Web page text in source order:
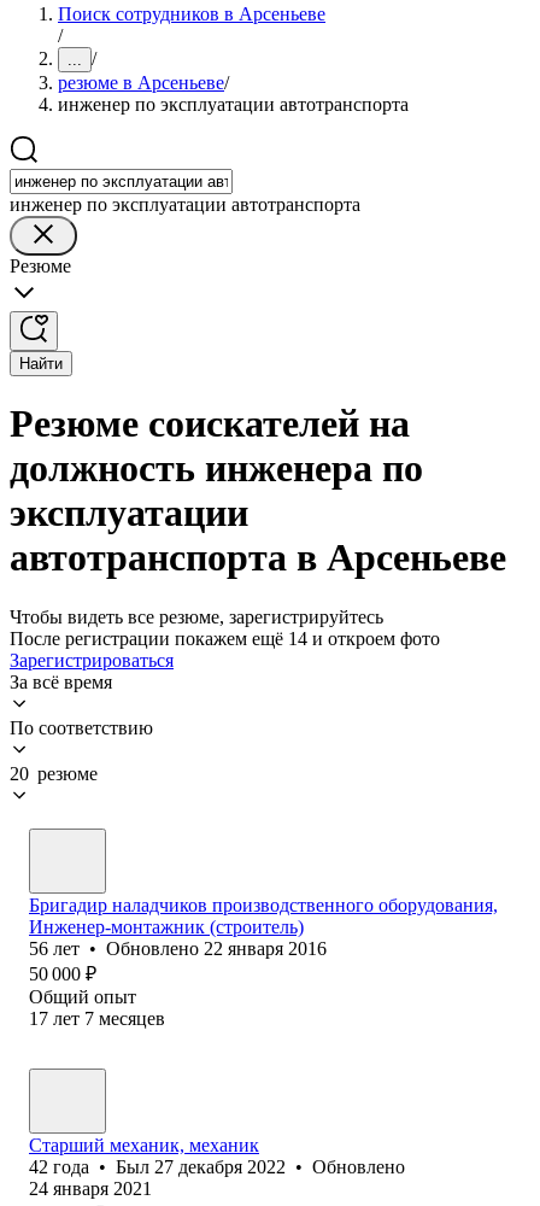
Поиск сотрудников в Арсеньеве
/
... /
резюме в Арсеньеве/
инженер по эксплуатации автотранспорта
инженер по эксплуатации автотранспорта
Резюме
Найти
Резюме соискателей на
должность инженера по
эксплуатации
автотранспорта в Арсеньеве
Чтобы видеть все резюме, зарегистрируйтесь
После регистрации покажем ещё 14 и откроем фото
Зарегистрироваться
За всё время
По соответствию
20 резюме
Бригадир наладчиков производственного оборудования,
Инженер-монтажник (строитель)
56 лет • Обновлено 22 января 2016
50 000 ₽
Общий опыт
17 лет 7 месяцев
Старший механик, механик
42 года • Был 27 декабря 2022 • Обновлено
24 января 2021